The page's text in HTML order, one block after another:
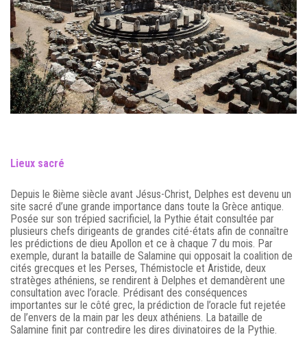
Lieux sacré
Depuis le 8ième siècle avant Jésus-Christ, Delphes est devenu un
site sacré d’une grande importance dans toute la Grèce antique.
Posée sur son trépied sacrificiel, la Pythie était consultée par
plusieurs chefs dirigeants de grandes cité-états afin de connaître
les prédictions de dieu Apollon et ce à chaque 7 du mois. Par
exemple, durant la bataille de Salamine qui opposait la coalition de
cités grecques et les Perses, Thémistocle et Aristide, deux
stratèges athéniens, se rendirent à Delphes et demandèrent une
consultation avec l’oracle. Prédisant des conséquences
importantes sur le côté grec, la prédiction de l’oracle fut rejetée
de l’envers de la main par les deux athéniens. La bataille de
Salamine finit par contredire les dires divinatoires de la Pythie.